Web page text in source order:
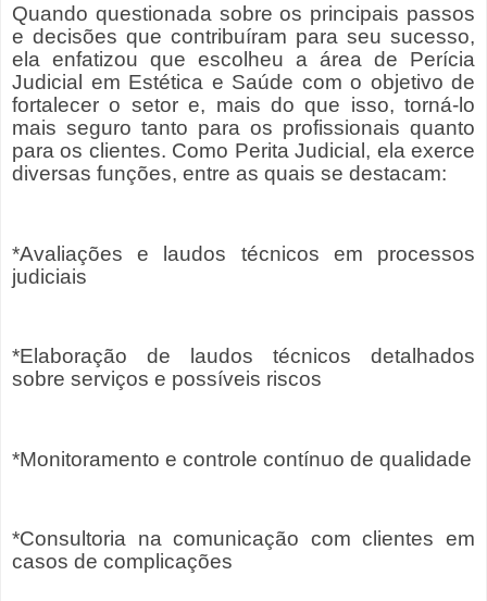
Quando questionada sobre os principais passos
e decisões que contribuíram para seu sucesso,
ela enfatizou que escolheu a área de Perícia
Judicial em Estética e Saúde com o objetivo de
fortalecer o setor e, mais do que isso, torná-lo
mais seguro tanto para os profissionais quanto
para os clientes. Como Perita Judicial, ela exerce
diversas funções, entre as quais se destacam:
*Avaliações e laudos técnicos em processos
judiciais
*Elaboração de laudos técnicos detalhados
sobre serviços e possíveis riscos
*Monitoramento e controle contínuo de qualidade
*Consultoria na comunicação com clientes em
casos de complicações